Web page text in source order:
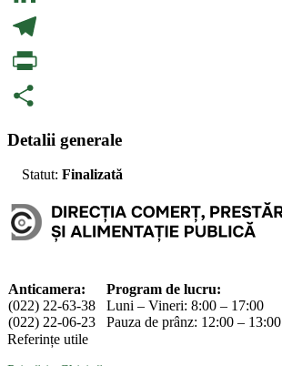
LinkedIn
Telegram
PrintFriendly
Partajează
Detalii generale
Statut: Finalizată
Anticamera:
(022) 22-63-38
(022) 22-06-23
Program de lucru:
Luni – Vineri: 8:00 – 17:00
Pauza de prânz: 12:00 – 13:00
Referințe utile